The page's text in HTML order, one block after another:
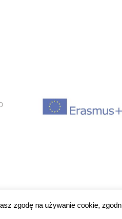
2019 © Copyright
zgodę na używanie cookie,